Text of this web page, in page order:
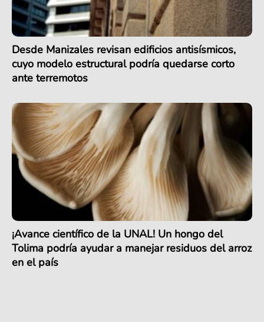
Desde Manizales revisan edificios antisísmicos,
cuyo modelo estructural podría quedarse corto
ante terremotos
¡Avance científico de la UNAL! Un hongo del
Tolima podría ayudar a manejar residuos del arroz
en el país